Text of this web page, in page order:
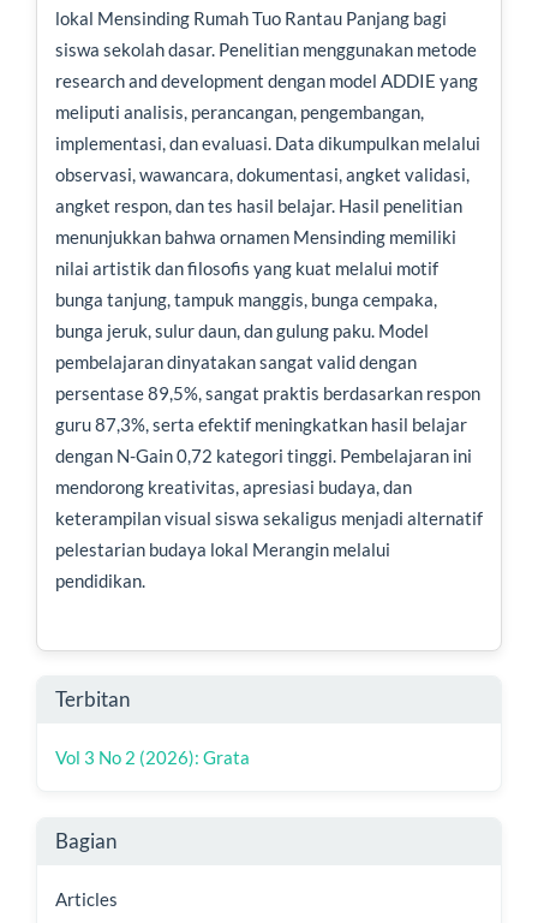
lokal Mensinding Rumah Tuo Rantau Panjang bagi
siswa sekolah dasar. Penelitian menggunakan metode
research and development dengan model ADDIE yang
meliputi analisis, perancangan, pengembangan,
implementasi, dan evaluasi. Data dikumpulkan melalui
observasi, wawancara, dokumentasi, angket validasi,
angket respon, dan tes hasil belajar. Hasil penelitian
menunjukkan bahwa ornamen Mensinding memiliki
nilai artistik dan filosofis yang kuat melalui motif
bunga tanjung, tampuk manggis, bunga cempaka,
bunga jeruk, sulur daun, dan gulung paku. Model
pembelajaran dinyatakan sangat valid dengan
persentase 89,5%, sangat praktis berdasarkan respon
guru 87,3%, serta efektif meningkatkan hasil belajar
dengan N-Gain 0,72 kategori tinggi. Pembelajaran ini
mendorong kreativitas, apresiasi budaya, dan
keterampilan visual siswa sekaligus menjadi alternatif
pelestarian budaya lokal Merangin melalui
pendidikan.
Rincian
Artikel
Terbitan
Vol 3 No 2 (2026): Grata
Bagian
Articles